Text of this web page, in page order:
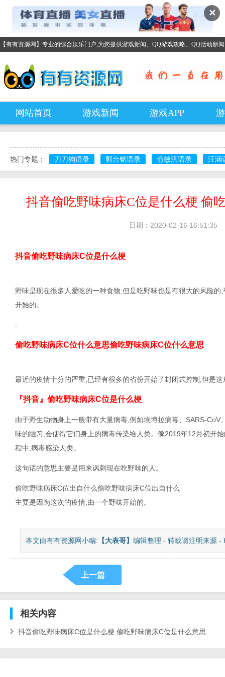
✕
【有有资源网】专业的综合娱乐门户,为您提供游戏新闻、QQ游戏攻略、QQ活动新
网站首页 游戏新闻 游戏APP
热门专题： 刀刀狗语录 郭台铭语录 俞敏洪语录 汪涵
抖音偷吃野味病床C位是什么梗 偷
日期：2020-02-16 16:51:35
抖音偷吃野味病床C位是什么梗
野味是现在很多人爱吃的一种食物,但是吃野味也是有很大的风险
开始的。
偷吃野味病床C位什么意思偷吃野味病床C位什么意思
最近的疫情十分的严重,已经有很多的省份开始了封闭式控制,但是
『抖音』偷吃野味病床C位是什么梗
由于野生动物身上一般带有大量病毒,例如埃博拉病毒、SARS-
味的陋习,会使得它们身上的病毒传染给人类。像2019年12月初开
程中,病毒感染人类。
这句话的意思主要是用来讽刺现在吃野味的人。
偷吃野味病床C位出自什么偷吃野味病床C位出自什么
主要是因为这次的疫情,由一个野味开始的。
本文由有有资源网小编: 【大表哥】 编辑整理 - 转载请注明来源
上一篇
相关内容
抖音偷吃野味病床C位是什么梗 偷吃野味病床C位是什么意思